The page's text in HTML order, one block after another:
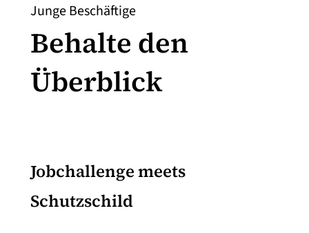
Junge Beschäftige
Behalte den
Überblick
Jobchallenge meets
Schutzschild